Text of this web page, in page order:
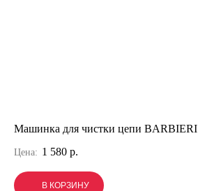
Машинка для чистки цепи BARBIERI
Цена: 1 580 р.
В КОРЗИНУ
В КОРЗИНУ
В КОРЗИНУ